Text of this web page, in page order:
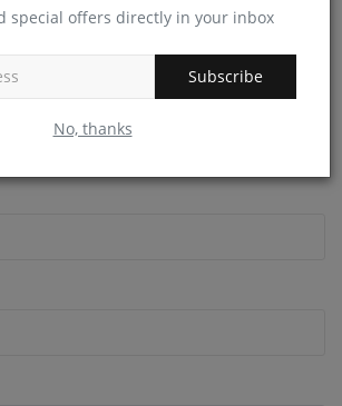
special offers directly in your inbox
Subscribe
No, thanks
வேட்பாளர்! அ.தி.மு.க.தலைமை
0